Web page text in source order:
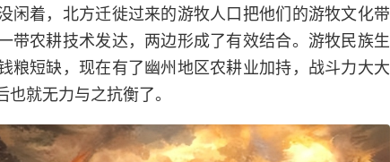
闲着，北方迁徙过来的游牧人口把他们的游牧文化带
带农耕技术发达，两边形成了有效结合。游牧民族生
粮短缺，现在有了幽州地区农耕业加持，战斗力大大
就无力与之抗衡了。